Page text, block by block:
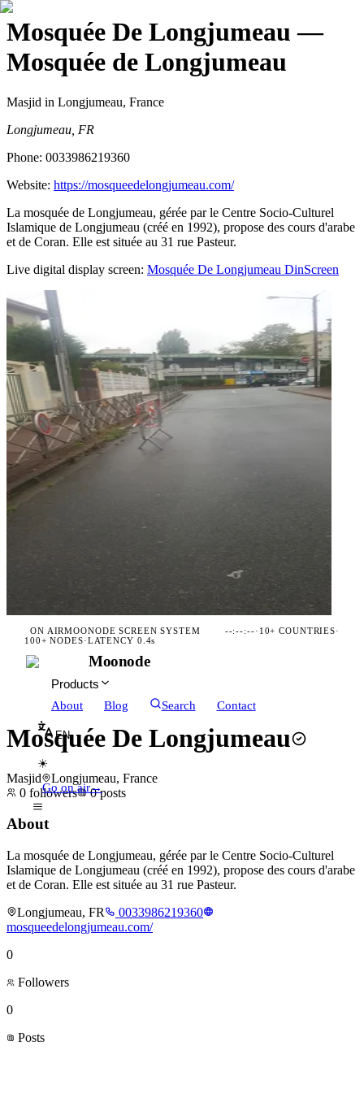
Mosquée De Longjumeau —
Mosquée de Longjumeau
Masjid in Longjumeau, France
Longjumeau, FR
Phone: 0033986219360
Website: https://mosqueedelongjumeau.com/
La mosquée de Longjumeau, gérée par le Centre Socio-Culturel
Islamique de Longjumeau (créé en 1992), propose des cours d'arabe
et de Coran. Elle est située au 31 rue Pasteur.
Live digital display screen: Mosquée De Longjumeau DinScreen
ON AIRMOONODE SCREEN SYSTEM --:--:--· 10+ COUNTRIES·
100+ NODES·LATENCY 0.4s
Moonode
Products
About
Blog Search Contact
EN
☀
Go on air→
Mosquée De Longjumeau
Masjid
Longjumeau, France
0 followers 0 posts
About
La mosquée de Longjumeau, gérée par le Centre Socio-Culturel
Islamique de Longjumeau (créé en 1992), propose des cours d'arabe
et de Coran. Elle est située au 31 rue Pasteur.
Longjumeau, FR
0033986219360
mosqueedelongjumeau.com/
0
Followers
0
Posts